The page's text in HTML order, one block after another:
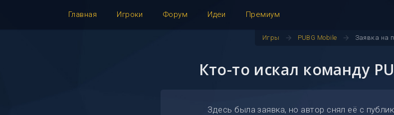
Главная Игроки Форум Идеи Премиум
Игры arrow_forward PUBG Mobile arrow_forward Заявка на
Кто-то искал команду
Здесь была заявка, но автор снял её с